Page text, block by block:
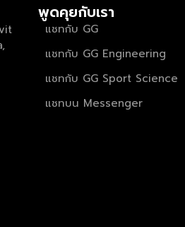
พูดคุยกับเรา
แชทกับ GG
แชทกับ GG Engineering
แชทกับ GG Sport Science
แชทบน Messenger